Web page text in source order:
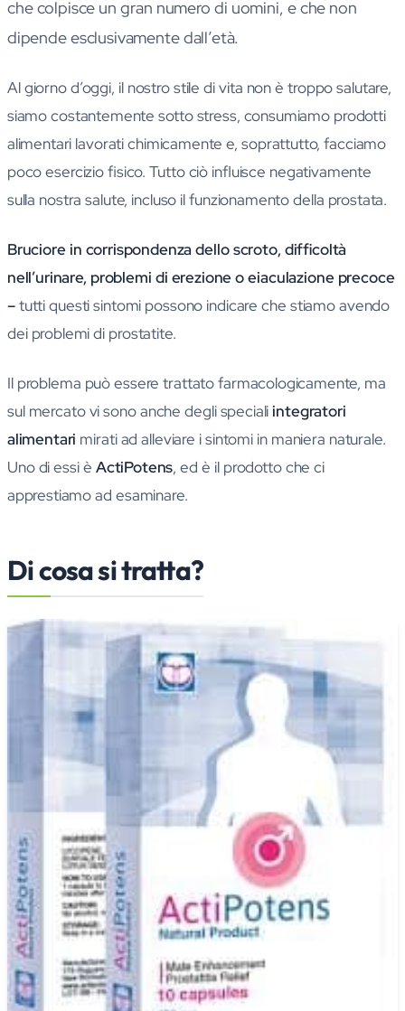
che colpisce un gran numero di uomini, e che non
dipende esclusivamente dall’età.
Al giorno d’oggi, il nostro stile di vita non è troppo salutare,
siamo costantemente sotto stress, consumiamo prodotti
alimentari lavorati chimicamente e, soprattutto, facciamo
poco esercizio fisico. Tutto ciò influisce negativamente
sulla nostra salute, incluso il funzionamento della prostata.
Bruciore in corrispondenza dello scroto, difficoltà
nell’urinare, problemi di erezione o eiaculazione precoce
–tutti questi sintomi possono indicare che stiamo avendo
dei problemi di prostatite.
Il problema può essere trattato farmacologicamente, ma
sul mercato vi sono anche degli speciali integratori
alimentari mirati ad alleviare i sintomi in maniera naturale.
Uno di essi è ActiPotens, ed è il prodotto che ci
apprestiamo ad esaminare.
Di cosa si tratta?